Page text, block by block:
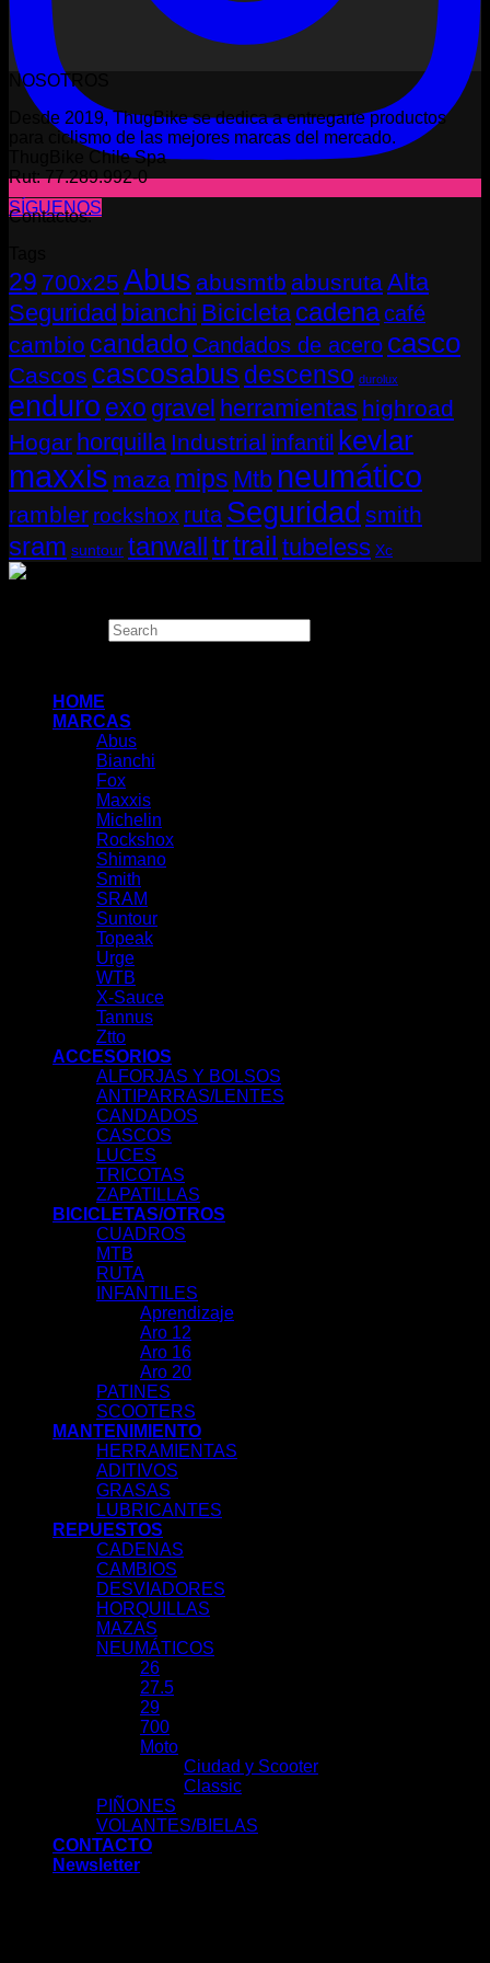
SÍGUENOS
NOSOTROS
Desde 2019, ThugBike se dedica a entregarte productos
para ciclismo de las mejores marcas del mercado.
ThugBike Chile Spa
Rut: 77.289.992-0
Contactos:
29 700x25 Abus abusmtb abusrutaAlta
Seguridad bianchi Bicicleta cadenacafé
cambio candado Candados de acero casco
Cascos cascosabus descenso durolux
enduro exo gravel herramientas highroad
Hogar horquilla Industrial infantil kevlar
maxxis maza mips Mtb neumático
rambler rockshox ruta Seguridad smith
sram suntour tanwalltrtrail tubeless Xc
HOME
MARCAS
Abus
Bianchi
Fox
Maxxis
Michelin
Rockshox
Shimano
Smith
SRAM
Suntour
Topeak
Urge
WTB
X-Sauce
Tannus
Ztto
ACCESORIOS
ALFORJAS Y BOLSOS
ANTIPARRAS/LENTES
CANDADOS
CASCOS
LUCES
TRICOTAS
ZAPATILLAS
BICICLETAS/OTROS
CUADROS
MTB
RUTA
INFANTILES
Aprendizaje
Aro 12
Aro 16
Aro 20
PATINES
SCOOTERS
MANTENIMIENTO
HERRAMIENTAS
ADITIVOS
GRASAS
LUBRICANTES
REPUESTOS
CADENAS
CAMBIOS
DESVIADORES
HORQUILLAS
MAZAS
NEUMÁTICOS
26
27.5
29
700
Moto
Ciudad y Scooter
Classic
PIÑONES
VOLANTES/BIELAS
CONTACTO
Newsletter